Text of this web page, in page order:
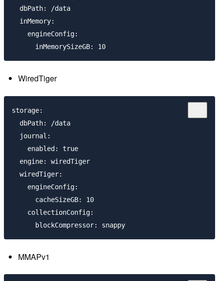
  dbPath: /data
  inMemory:
    engineConfig:
WiredTiger
storage:
  dbPath: /data
  journal:
    enabled: true
  engine: wiredTiger
  wiredTiger:
    engineConfig:
      cacheSizeGB: 10
    collectionConfig:
MMAPv1